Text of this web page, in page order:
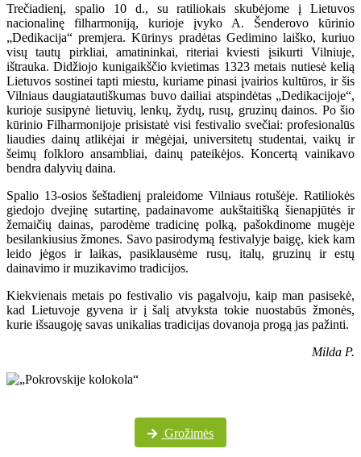
Trečiadienį, spalio 10 d., su ratiliokais skubėjome į Lietuvos
nacionalinę filharmoniją, kurioje įvyko A. Šenderovo kūrinio
„Dedikacija“ premjera. Kūrinys pradėtas Gedimino laiško, kuriuo
visų tautų pirkliai, amatininkai, riteriai kviesti įsikurti Vilniuje,
ištrauka. Didžiojo kunigaikščio kvietimas 1323 metais nutiesė kelią
Lietuvos sostinei tapti miestu, kuriame pinasi įvairios kultūros, ir šis
Vilniaus daugiatautiškumas buvo dailiai atspindėtas „Dedikacijoje“,
kurioje susipynė lietuvių, lenkų, žydų, rusų, gruzinų dainos. Po šio
kūrinio Filharmonijoje prisistatė visi festivalio svečiai: profesionalūs
liaudies dainų atlikėjai ir mėgėjai, universitetų studentai, vaikų ir
šeimų folkloro ansambliai, dainų pateikėjos. Koncertą vainikavo
bendra dalyvių daina.
Spalio 13-osios šeštadienį praleidome Vilniaus rotušėje. Ratiliokės
giedojo dvejinę sutartinę, padainavome aukštaitišką šienapjūtės ir
žemaičių dainas, parodėme tradicinę polką, pašokdinome mugėje
besilankiusius žmones. Savo pasirodymą festivalyje baigę, kiek kam
leido jėgos ir laikas, pasiklausėme rusų, italų, gruzinų ir estų
dainavimo ir muzikavimo tradicijos.
Kiekvienais metais po festivalio vis pagalvoju, kaip man pasisekė,
kad Lietuvoje gyvena ir į šalį atvyksta tokie nuostabūs žmonės,
kurie išsaugoję savas unikalias tradicijas dovanoja progą jas pažinti.
Milda P.
Grožimės